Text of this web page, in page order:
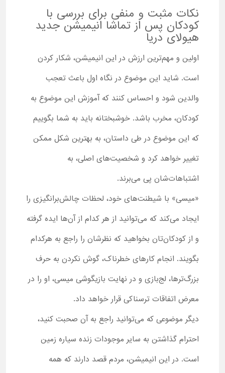
نکات مثبت و منفی برای بررسی با
کودکان پس از تماشا انیمیشن جدید
هیولای دریا
اولین و مهم‌ترین ارزش در این انیمیشن، شکار کردن
است. شاید این موضوع در نگاه اول باعث تعجب
والدین شود و احساس کنند که آموزش این موضوع به
کودکان، مخرب باشد. خوشبختانه باید به شما بگوییم
که این موضوع در طی داستان، به بهترین شکل ممکن
تغییر خواهد کرد و شخصیت‌های اصلی، به
اشتباهات‌شان پی می‌برند.
«میسی» با شیطنت‌های خود، لحظات چالش‌برانگیزی را
ایجاد می‌کند که می‌توانید از هر کدام از آن‌ها ایده گرفته
و از کودکان‌تان بخواهید که نظرشان را راجع به هرکدام
بگویند. انجام کارهای خطرناک، گوش نکردن به حرف
بزرگ‌ترها، لج‌بازی و در نهایت بازیگوشی میسی، او را در
معرض اتفاقات ترسناکی قرار خواهد داد.
دیگر موضوعی که می‌توانید راجع به آن صحبت کنید،
احترام گذاشتن به سایر موجودات زنده سیاره زمین
است. در این انیمیشن، مردم قصد دارند که همه